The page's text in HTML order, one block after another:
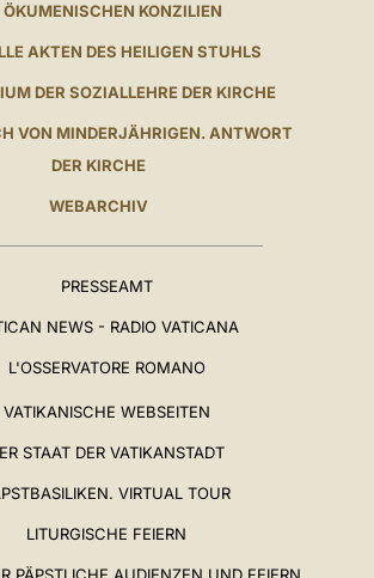
ÖKUMENISCHEN KONZILIEN
AKTEN DES HEILIGEN STUHLS
DER SOZIALLEHRE DER KIRCHE
VON MINDERJÄHRIGEN. ANTWORT
DER KIRCHE
WEBARCHIV
PRESSEAMT
NEWS - RADIO VATICANA
L'OSSERVATORE ROMANO
VATIKANISCHE WEBSEITEN
STAAT DER VATIKANSTADT
VIRTUAL TOUR
LITURGISCHE FEIERN